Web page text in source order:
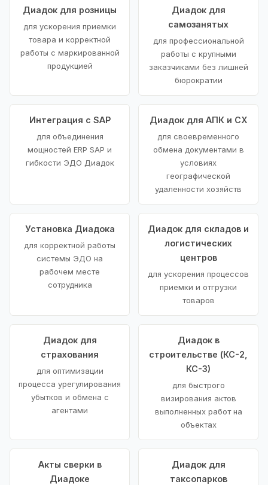
Диадок для розницы
для ускорения приемки
товара и корректной
работы с маркированной
продукцией
Диадок для
самозанятых
для профессиональной
работы с крупными
заказчиками без лишней
бюрократии
Интеграция с SAP
для объединения
мощностей ERP SAP и
гибкости ЭДО Диадок
Диадок для АПК и СХ
для своевременного
обмена документами в
условиях
географической
удаленности хозяйств
Установка Диадока
для корректной работы
системы ЭДО на
рабочем месте
сотрудника
Диадок для складов и
логистических
центров
для ускорения процессов
приемки и отгрузки
товаров
Диадок для
страхования
для оптимизации
процесса урегулирования
убытков и обмена с
агентами
Диадок в
строительстве (КС-2,
КС-3)
для быстрого
визирования актов
выполненных работ на
объектах
Акты сверки в
Диадоке
Диадок для
таксопарков